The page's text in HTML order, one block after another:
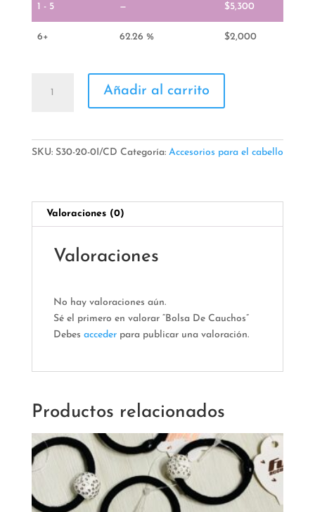
1 - 5 — $5,300
6+ 62.26 % $2,000
Añadir al carrito
SKU: S30-20-0I/CD Categoría: Accesorios para el cabello
Valoraciones (0)
Valoraciones
No hay valoraciones aún.
Sé el primero en valorar “Bolsa De Cauchos”
Debes accederpara publicar una valoración.
Productos relacionados